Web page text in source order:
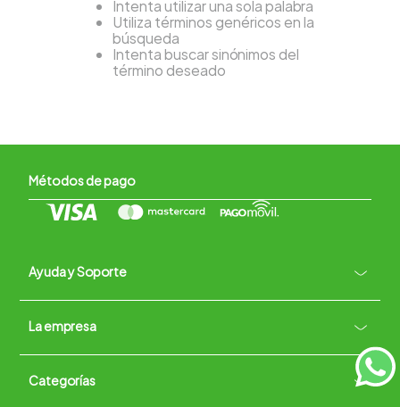
Intenta utilizar una sola palabra
Utiliza términos genéricos en la
búsqueda
Intenta buscar sinónimos del
término deseado
Métodos de pago
Ayuda y Soporte +
Contacto vía WhatsApp
Términos y condiciones
La empresa +
Quiénes somos
Trabaja con nosotros
Categorías +